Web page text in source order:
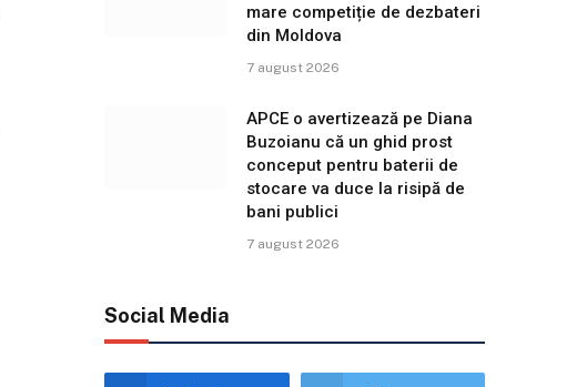
mare competiție de dezbateri
din Moldova
7 august 2026
APCE o avertizează pe Diana
Buzoianu că un ghid prost
conceput pentru baterii de
stocare va duce la risipă de
bani publici
7 august 2026
Social Media